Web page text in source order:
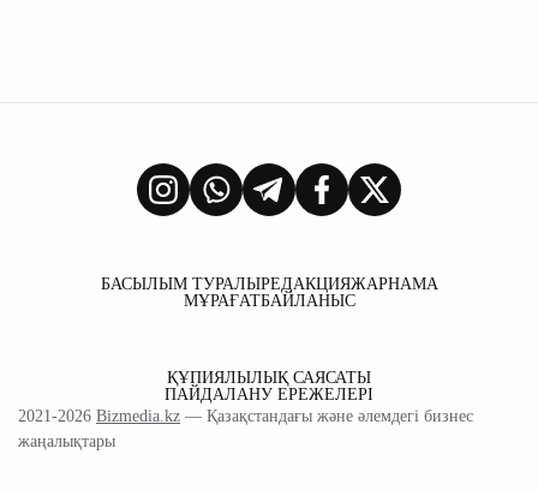
БАСЫЛЫМ ТУРАЛЫРЕДАКЦИЯЖАРНАМА
МҰРАҒАТБАЙЛАНЫС
ҚҰПИЯЛЫЛЫҚ САЯСАТЫ
ПАЙДАЛАНУ ЕРЕЖЕЛЕРІ
2021-2026 Bizmedia.kz — Қазақстандағы және әлемдегі бизнес
жаңалықтары